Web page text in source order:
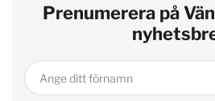
Prenumerera på